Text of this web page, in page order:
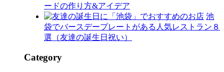
ードの作り方&アイデア
池
袋でバースデープレートがある人気レストラン８
選（友達の誕生日祝い）
Category